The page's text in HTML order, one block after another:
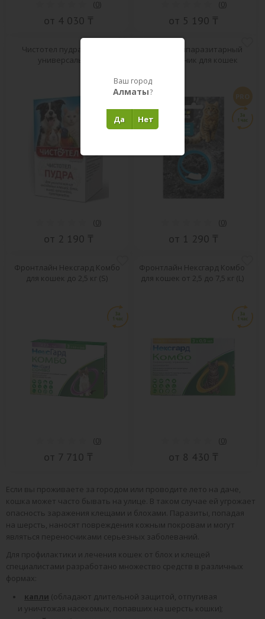
(0)
от 4 030 ₸
(0)
от 5 190 ₸
Чистотел пудра от блох
универсальная
PRO
(0)
от 2 190 ₸
Гамма Антипаразитарный
био ошейник для кошек
(0)
от 1 290 ₸
Фронтлайн Нексгард Комбо
для кошек до 2,5 кг (S)
(0)
от 7 710 ₸
Фронтлайн Нексгард Комбо
для кошек от 2,5 до 7,5 кг (L)
(0)
от 8 430 ₸
Если вы проживаете за городом или проводите лето на даче,
кошка может часто бывать на улице. В таком случае ей угрожает
опасность заражения клещами и блохами. Паразиты, попадая
на шерсть, наносят повреждения кожным покровам и могут
являться переносчиками серьезных заболеваний.
Для профилактики и лечения кошек от блох и клещей
специалистами разработано множество средств в различных
формах:
капли (обладают длительной защитой, отпугивая
и уничтожая насекомых, попавших на шерсть кошки);
Ваш город
Алматы?
Нет
Да